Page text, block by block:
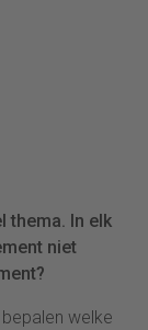
thema. In elk
niet
welke